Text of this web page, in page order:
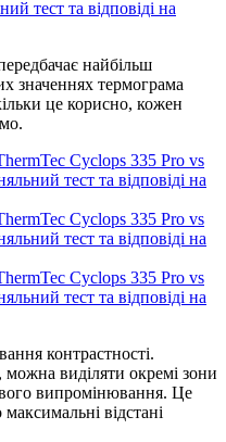
найбільш
значеннях термограма
це корисно, кожен
контрастності.
виділяти окремі зони
випромінювання. Це
відстані